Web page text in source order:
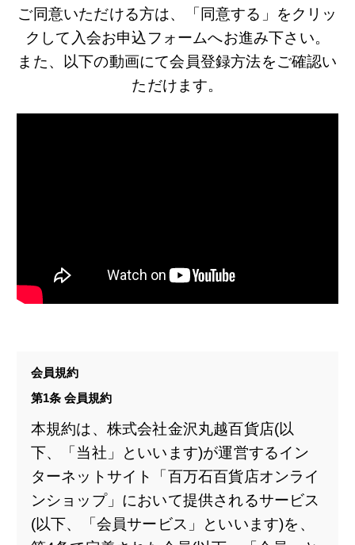
ご同意いただける方は、「同意する」をクリッ
クして入会お申込フォームへお進み下さい。
また、以下の動画にて会員登録方法をご確認い
ただけます。
会員規約
第1条 会員規約
本規約は、株式会社金沢丸越百貨店(以
下、「当社」といいます)が運営するイン
ターネットサイト「百万石百貨店オンライ
ンショップ」において提供されるサービス
(以下、「会員サービス」といいます)を、